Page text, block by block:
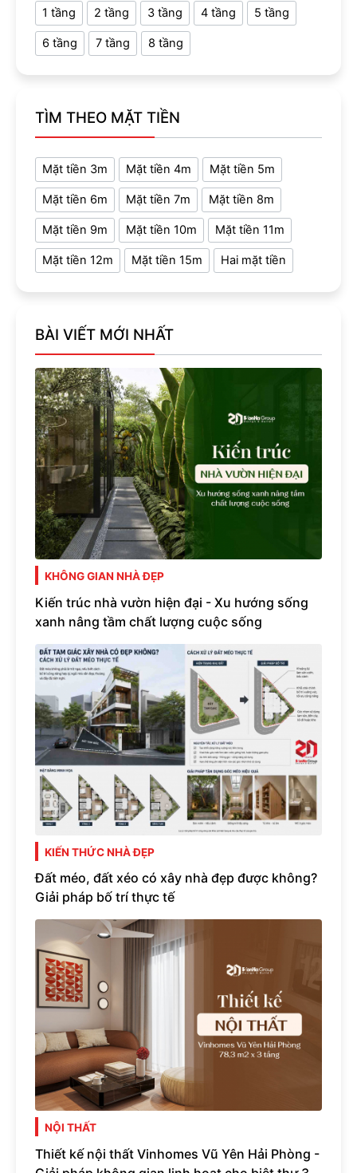
1 tầng 2 tầng 3 tầng 4 tầng 5 tầng
6 tầng 7 tầng 8 tầng
TÌM THEO MẶT TIỀN
Mặt tiền 3m Mặt tiền 4m Mặt tiền 5m
Mặt tiền 6m Mặt tiền 7m Mặt tiền 8m
Mặt tiền 9m Mặt tiền 10m Mặt tiền 11m
Mặt tiền 12m Mặt tiền 15m Hai mặt tiền
BÀI VIẾT MỚI NHẤT
KHÔNG GIAN NHÀ ĐẸP
Kiến trúc nhà vườn hiện đại - Xu hướng sống
xanh nâng tầm chất lượng cuộc sống
KIẾN THỨC NHÀ ĐẸP
Đất méo, đất xéo có xây nhà đẹp được không?
Giải pháp bố trí thực tế
NỘI THẤT
Thiết kế nội thất Vinhomes Vũ Yên Hải Phòng -